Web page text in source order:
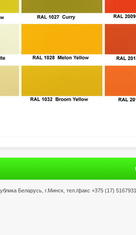
Беларусь, г.Минск, тел./факс +375 (17)